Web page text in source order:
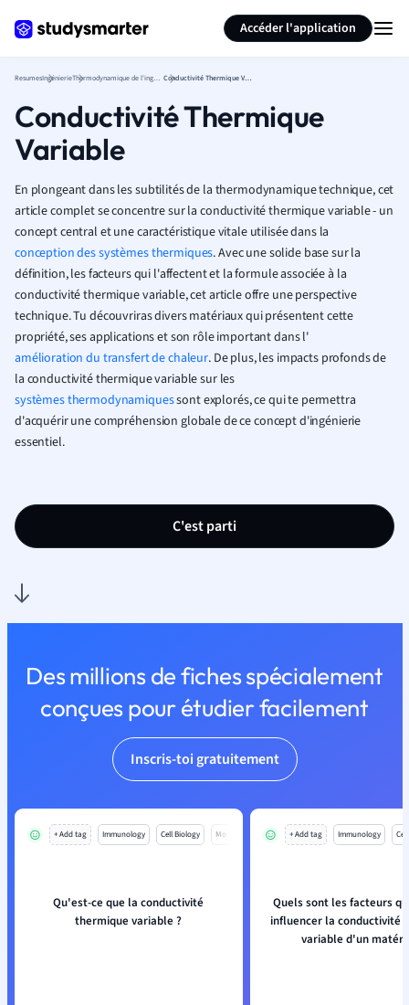
Accéder l'application
ResumesIngénierie Thermodynamique de l'ingénierie Conductivité Thermique Variable
Conductivité Thermique
Variable
En plongeant dans les subtilités de la thermodynamique technique, cet
article complet se concentre sur la conductivité thermique variable - un
concept central et une caractéristique vitale utilisée dans la
conception des systèmes thermiques. Avec une solide base sur la
définition, les facteurs qui l'affectent et la formule associée à la
conductivité thermique variable, cet article offre une perspective
technique. Tu découvriras divers matériaux qui présentent cette
propriété, ses applications et son rôle important dans l'
amélioration du transfert de chaleur. De plus, les impacts profonds de
la conductivité thermique variable sur les
systèmes thermodynamiquessont explorés, ce qui te permettra
d'acquérir une compréhension globale de ce concept d'ingénierie
essentiel.
C'est parti
Des millions de fiches spécialement
conçues pour étudier facilement
Inscris-toi gratuitement
+ Add tag Immunology Cell Biology Mo
Qu'est-ce que la conductivité
thermique variable ?
+ Add tag Immunology
Quels sont les facteurs
influencer la conductivité
variable d'un
Résumer la page